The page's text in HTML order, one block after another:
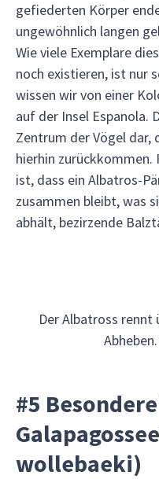
gefiederten Körper
ungewöhnlich langen
Wie viele Exemplare
noch existieren, ist nur
wissen wir von einer
auf der Insel Espanola.
Zentrum der Vögel dar,
hierhin zurückkommen.
ist, dass ein Albatros-
zusammen bleibt, was
abhält, bezirzende
Der Albatross rennt
#5
wollebaeki)